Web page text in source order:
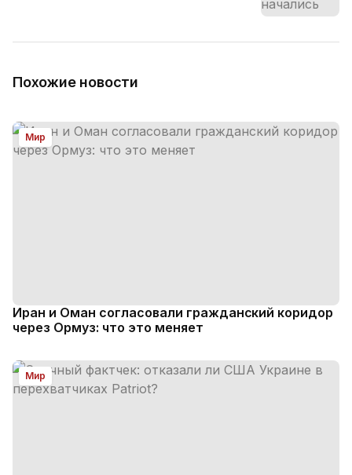
Похожие новости
Мир
Иран и Оман согласовали гражданский коридор
через Ормуз: что это меняет
Мир